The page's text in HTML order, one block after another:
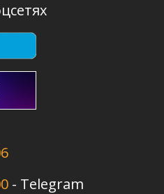
- Telegram